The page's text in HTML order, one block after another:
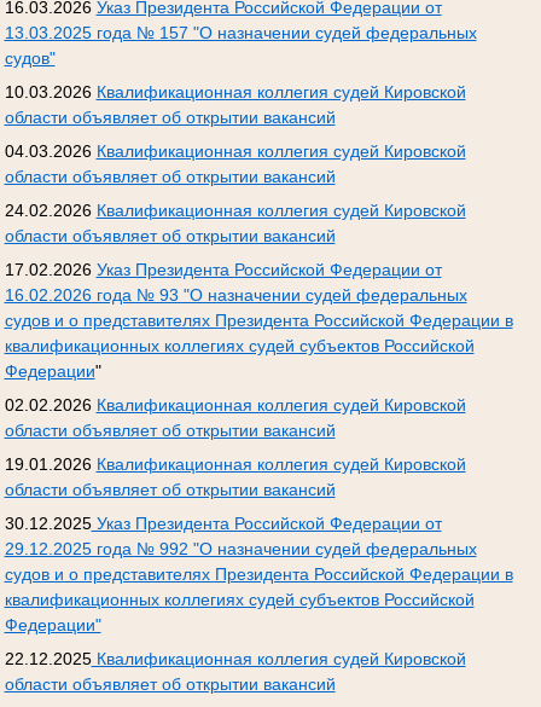
16.03.2026 Указ Президента Российской Федерации от
13.03.2025 года № 157 "О назначении судей федеральных
судов"
10.03.2026 Квалификационная коллегия судей Кировской
области объявляет об открытии вакансий
04.03.2026 Квалификационная коллегия судей Кировской
области объявляет об открытии вакансий
24.02.2026 Квалификационная коллегия судей Кировской
области объявляет об открытии вакансий
17.02.2026 Указ Президента Российской Федерации от
16.02.2026 года № 93 "О назначении судей федеральных
судов и о представителях Президента Российской Федерации в
квалификационных коллегиях судей субъектов Российской
Федерации"
02.02.2026 Квалификационная коллегия судей Кировской
области объявляет об открытии вакансий
19.01.2026 Квалификационная коллегия судей Кировской
области объявляет об открытии вакансий
30.12.2025Указ Президента Российской Федерации от
29.12.2025 года № 992 "О назначении судей федеральных
судов и о представителях Президента Российской Федерации в
квалификационных коллегиях судей субъектов Российской
Федерации"
22.12.2025Квалификационная коллегия судей Кировской
области объявляет об открытии вакансий